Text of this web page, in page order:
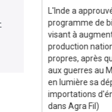
a
L'Inde a
programme de
visant à
production
propres, après
aux guerres au
en lumière sa
importations
dans Agra Fil)